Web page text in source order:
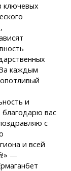
ключевых
каждым
и
благодарю вас
с
и всей
—